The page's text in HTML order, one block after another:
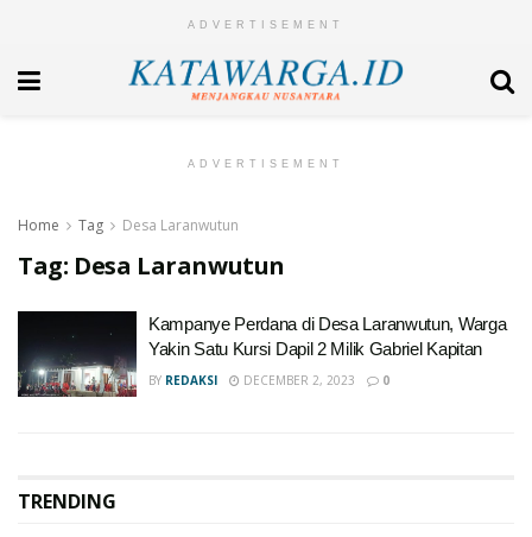
ADVERTISEMENT
ADVERTISEMENT
Home Tag Desa Laranwutun
Tag: Desa Laranwutun
Kampanye Perdana di Desa Laranwutun, Warga
Yakin Satu Kursi Dapil 2 Milik Gabriel Kapitan
BY REDAKSI DECEMBER 2, 2023 0
TRENDING